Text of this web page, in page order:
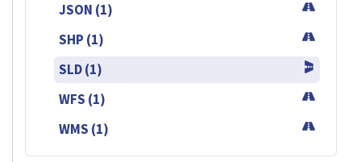
JSON (1)
SHP (1)
SLD (1)
WFS (1)
WMS (1)